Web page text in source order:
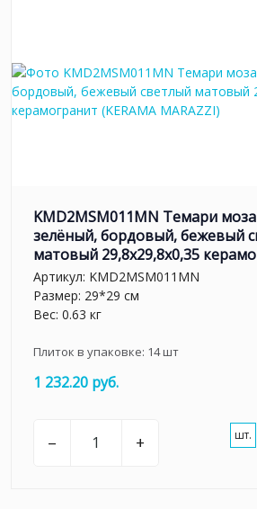
KMD2MSM011MN Темари
зелёный, бордовый, бежевый
матовый 29,8x29,8x0,35
Артикул: KMD2MSM011MN
Размер: 29*29 см
Вес: 0.63 кг
Плиток в упаковке: 14шт
1 232.20 руб.
– + шт.